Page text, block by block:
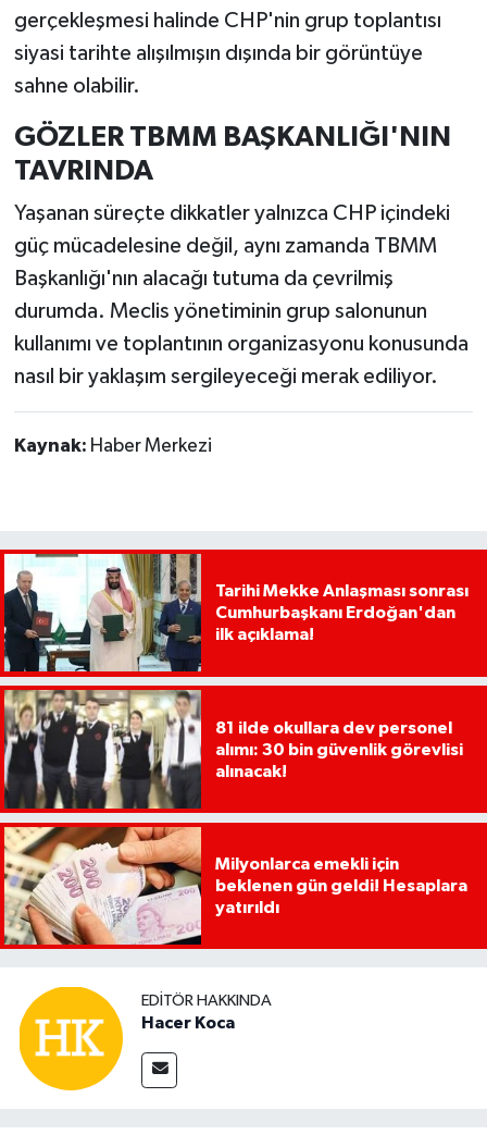
gerçekleşmesi halinde CHP'nin grup toplantısı
siyasi tarihte alışılmışın dışında bir görüntüye
sahne olabilir.
GÖZLER TBMM BAŞKANLIĞI'NIN
TAVRINDA
Yaşanan süreçte dikkatler yalnızca CHP içindeki
güç mücadelesine değil, aynı zamanda TBMM
Başkanlığı'nın alacağı tutuma da çevrilmiş
durumda. Meclis yönetiminin grup salonunun
kullanımı ve toplantının organizasyonu konusunda
nasıl bir yaklaşım sergileyeceği merak ediliyor.
Kaynak: Haber Merkezi
Tarihi Mekke Anlaşması sonrası
Cumhurbaşkanı Erdoğan'dan
ilk açıklama!
81 ilde okullara dev personel
alımı: 30 bin güvenlik görevlisi
alınacak!
Milyonlarca emekli için
beklenen gün geldi! Hesaplara
yatırıldı
EDITÖR HAKKINDA
Hacer Koca